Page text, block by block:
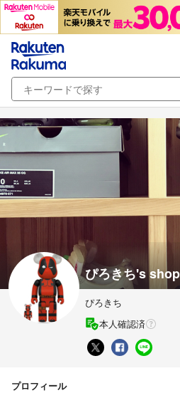
ぴろきち's shop
ぴろきち
本人確認済
プロフィール